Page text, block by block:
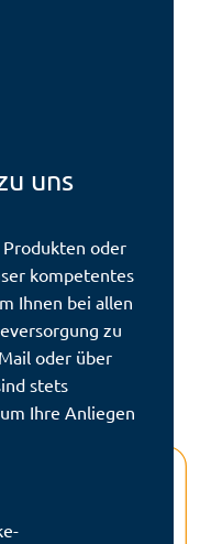
uns
Produkten oder
kompetentes
Ihnen bei allen
zu
oder über
stets
Ihre Anliegen